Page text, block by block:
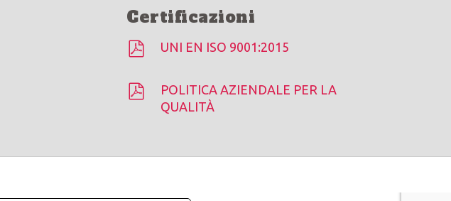
Certificazioni
UNI EN ISO 9001:2015
POLITICA AZIENDALE PER LA
QUALITÀ